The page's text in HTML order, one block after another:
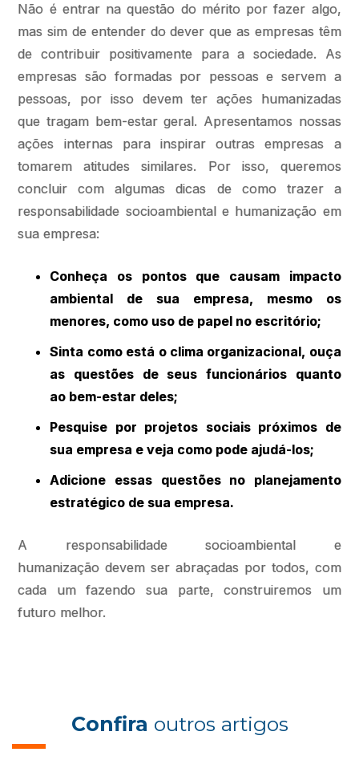
Não é entrar na questão do mérito por fazer algo,
mas sim de entender do dever que as empresas têm
de contribuir positivamente para a sociedade. As
empresas são formadas por pessoas e servem a
pessoas, por isso devem ter ações humanizadas
que tragam bem-estar geral. Apresentamos nossas
ações internas para inspirar outras empresas a
tomarem atitudes similares. Por isso, queremos
concluir com algumas dicas de como trazer a
responsabilidade socioambiental e humanização em
sua empresa:
Conheça os pontos que causam impacto
ambiental de sua empresa, mesmo os
menores, como uso de papel no escritório;
Sinta como está o clima organizacional, ouça
as questões de seus funcionários quanto
ao bem-estar deles;
Pesquise por projetos sociais próximos de
sua empresa e veja como pode ajudá-los;
Adicione essas questões no planejamento
estratégico de sua empresa.
A responsabilidade socioambiental e
humanização devem ser abraçadas por todos, com
cada um fazendo sua parte, construiremos um
futuro melhor.
Confira outros artigos